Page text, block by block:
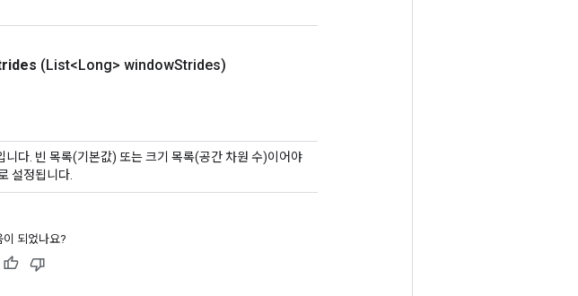
(List<Long> windowStrides)
다. 빈 목록(기본값) 또는 크기 목록(공간 차원 수)이어야
설정됩니다.
이 되었나요?